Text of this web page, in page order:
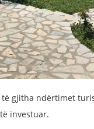
gjitha ndërtimet
investuar.